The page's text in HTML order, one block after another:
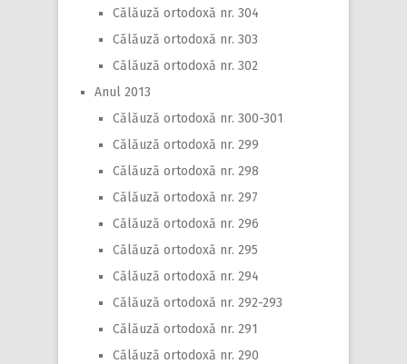
Călăuză ortodoxă nr. 304
Călăuză ortodoxă nr. 303
Călăuză ortodoxă nr. 302
Anul 2013
Călăuză ortodoxă nr. 300-301
Călăuză ortodoxă nr. 299
Călăuză ortodoxă nr. 298
Călăuză ortodoxă nr. 297
Călăuză ortodoxă nr. 296
Călăuză ortodoxă nr. 295
Călăuză ortodoxă nr. 294
Călăuză ortodoxă nr. 292-293
Călăuză ortodoxă nr. 291
Călăuză ortodoxă nr. 290